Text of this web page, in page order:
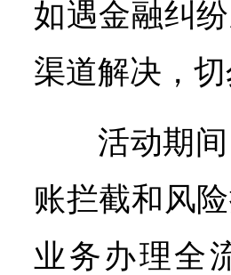
如遇金融纠
渠道解决，
活动期
账拦截和风
业务办理全